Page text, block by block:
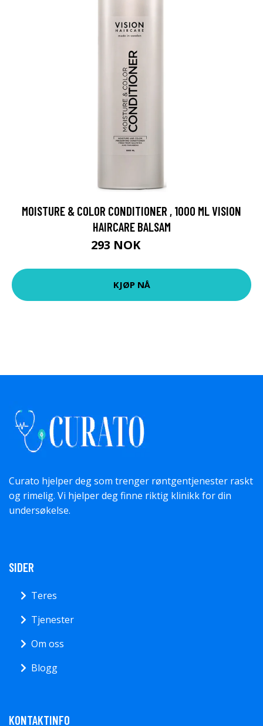
MOISTURE & COLOR CONDITIONER , 1000 ML VISION
HAIRCARE BALSAM
293 NOK
KJØP NÅ
Curato hjelper deg som trenger røntgentjenester raskt
og rimelig. Vi hjelper deg finne riktig klinikk for din
undersøkelse.
SIDER
Teres
Tjenester
Om oss
Blogg
KONTAKTINFO